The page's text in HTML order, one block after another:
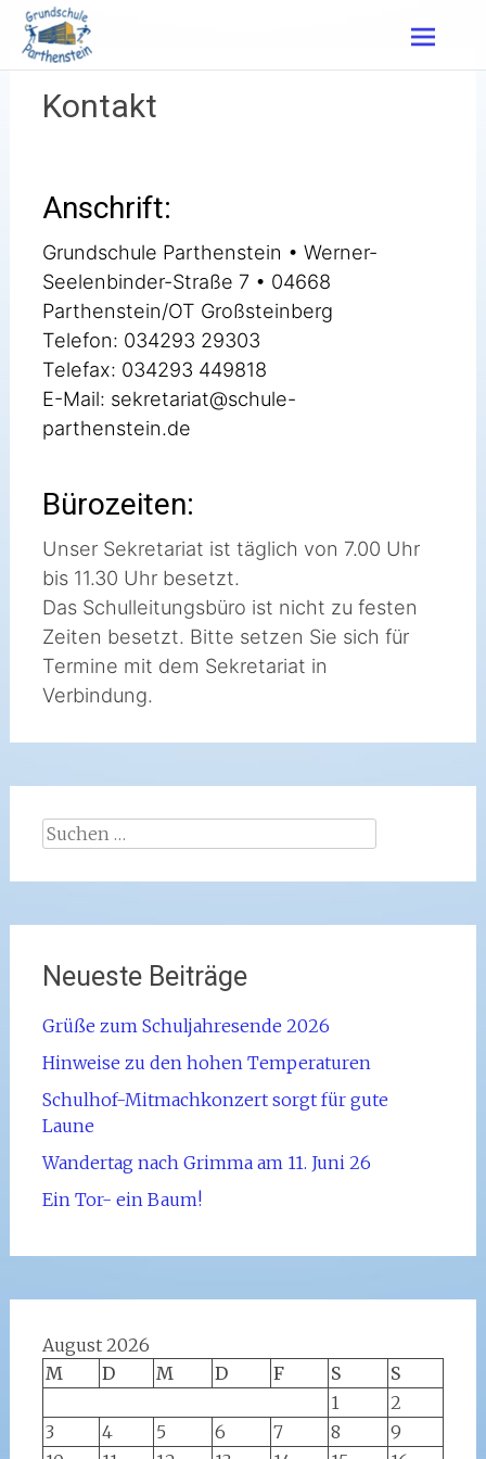
Zum
Inhalt
springen
Kontakt
Anschrift:
Grundschule Parthenstein • Werner-
Seelenbinder-Straße 7 • 04668
Parthenstein/OT Großsteinberg
Telefon: 034293 29303
Telefax: 034293 449818
E-Mail: sekretariat@schule-
parthenstein.de
Bürozeiten:
Unser Sekretariat ist täglich von 7.00 Uhr
bis 11.30 Uhr besetzt.
Das Schulleitungsbüro ist nicht zu festen
Zeiten besetzt. Bitte setzen Sie sich für
Termine mit dem Sekretariat in
Verbindung.
Suchen
Neueste Beiträge
Grüße zum Schuljahresende 2026
Hinweise zu den hohen Temperaturen
Schulhof-Mitmachkonzert sorgt für gute
Laune
Wandertag nach Grimma am 11. Juni 26
Ein Tor- ein Baum!
August 2026
M
D M D F S
S
1
2
3
4 5 6 7 8
9